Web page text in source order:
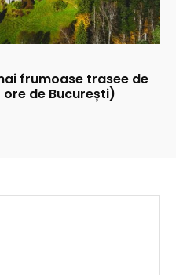
frumoase trasee de
de București)